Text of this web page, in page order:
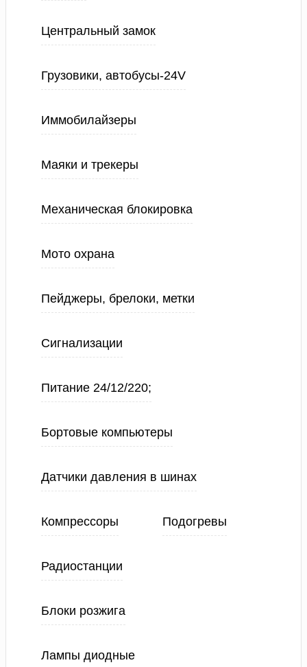
Центральный замок
Грузовики, автобусы-24V
Иммобилайзеры
Маяки и трекеры
Механическая блокировка
Мото охрана
Пейджеры, брелоки, метки
Сигнализации
Питание 24/12/220;
Бортовые компьютеры
Датчики давления в шинах
Компрессоры Подогревы
Радиостанции
Блоки розжига
Лампы диодные